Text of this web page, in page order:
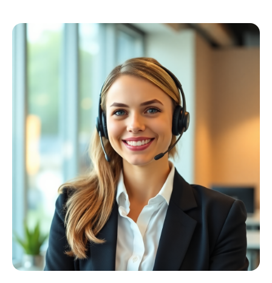
Schweißer
Profiausrüstung
Kollektion ansehen